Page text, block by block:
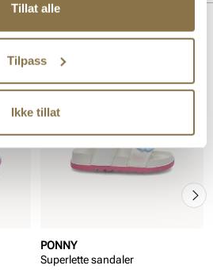
Tillat alle
Tilpass
Ikke tillat
produkter
PONNY
Superlette sandaler